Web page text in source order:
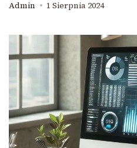
Admin 1 Sierpnia 2024